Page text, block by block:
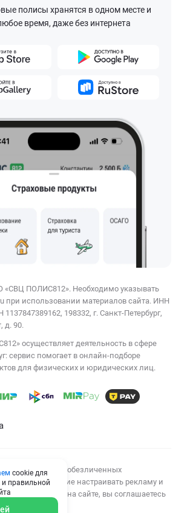
полисы хранятся в одном месте и
время, даже без интернета
«СВЦ ПОЛИС812». Необходимо указывать
при использовании материалов сайта. ИНН
198332, г. Санкт-Петербург,
д. 90.
осуществляет деятельность в сфере
сервис помогает в онлайн-подборе
для физических и юридических лиц.
для сбора обезличенных
помогающие настраивать рекламу и
Оставаясь на сайте, вы соглашаетесь
cookie для
и правильной